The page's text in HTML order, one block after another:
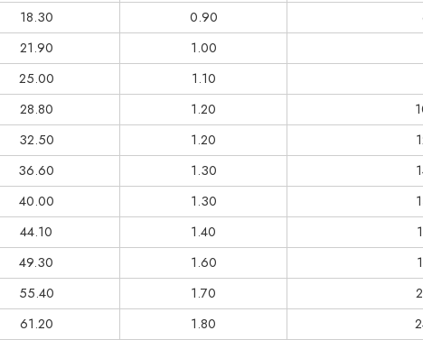
0.90
18.30
1.00
21.90
1.10
25.00
1.20
28.80
1.20
32.50
1.30
36.60
1.30
40.00
1.40
44.10
1.60
49.30
1.70
55.40
1.80
61.20